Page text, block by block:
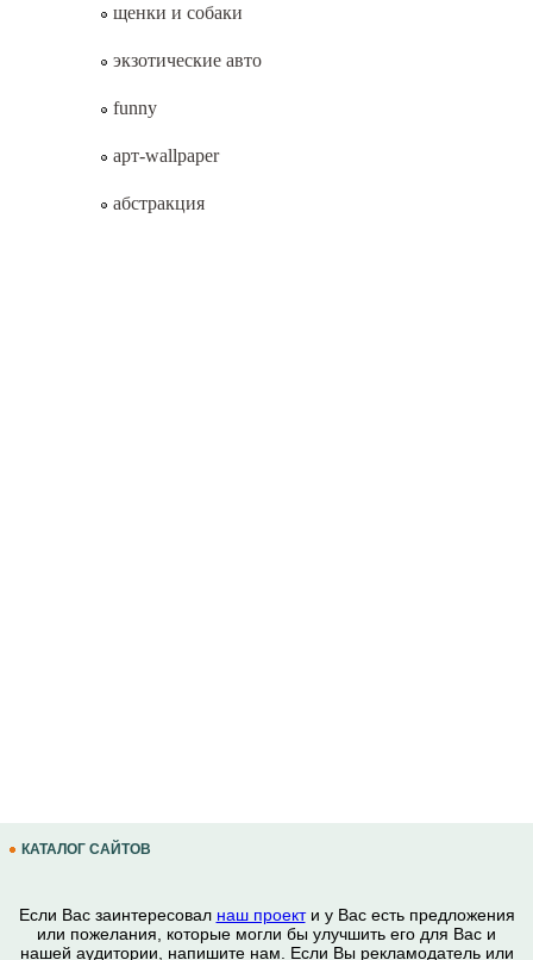
щенки и собаки
экзотические авто
funny
арт-wallpaper
абстракция
КАТАЛОГ САЙТОВ
Если Вас заинтересовал наш проекти у Вас есть предложения
или пожелания, которые могли бы улучшить его для Вас и
нашей аудитории, напишите нам. Если Вы рекламодатель или